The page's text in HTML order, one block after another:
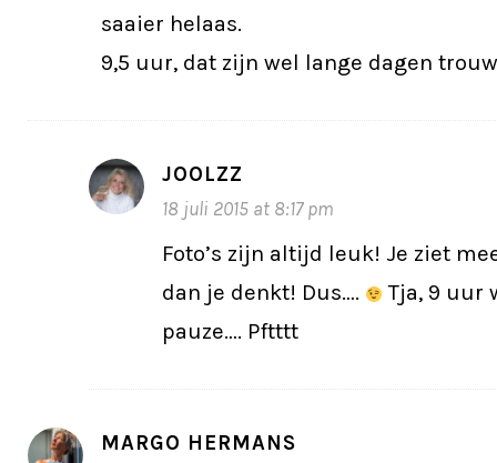
saaier helaas.
9,5 uur, dat zijn wel lange dagen
JOOLZZ
18 juli 2015 at 8:17 pm
Foto’s zijn altijd leuk! Je ziet
dan je denkt! Dus….
Tja, 9 uur
pauze…. Pftttt
MARGO HERMANS